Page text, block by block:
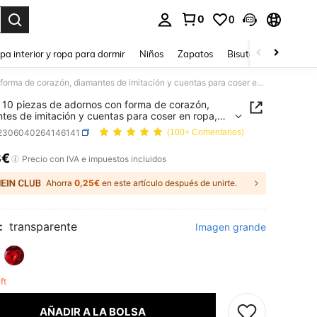
0 0
interior y ropa para dormir Niños Zapatos Bisutería Y
Set de 10 piezas de adornos con forma de corazón, diamantes de imitación y cuentas para coser en ropa, accesorios de costura para San Valentín
10 piezas de adornos con forma de corazón,
de imitación y cuentas para coser en ropa,
de costura para San Valentín
(100+ Comentarios)
AND AVAILABILITY
Precio con IVA e impuestos incluidos
Ahorra 0,25€ en este artículo después de unirte.
transparente Imagen grande
AÑADIR A LA BOLSA